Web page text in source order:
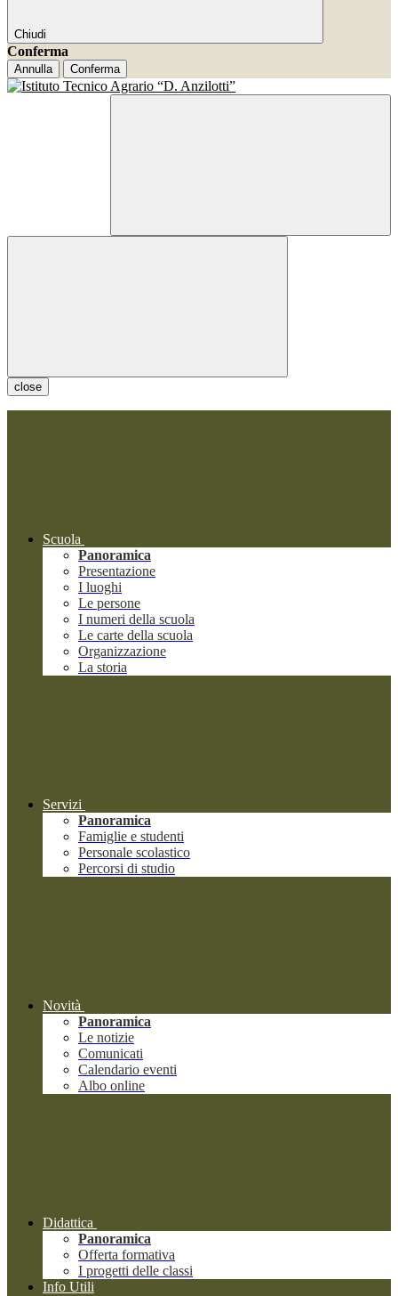
Chiudi
Conferma
Annulla Conferma
close
Scuola
Panoramica
Presentazione
I luoghi
Le persone
I numeri della scuola
Le carte della scuola
Organizzazione
La storia
Servizi
Panoramica
Famiglie e studenti
Personale scolastico
Percorsi di studio
Novità
Panoramica
Le notizie
Comunicati
Calendario eventi
Albo online
Didattica
Panoramica
Offerta formativa
I progetti delle classi
Info Utili